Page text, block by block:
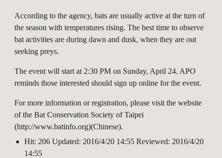
According to the agency, bats are usually active at the turn of
the season with temperatures rising. The best time to observe
bat activities are during dawn and dusk, when they are out
seeking preys.
The event will start at 2:30 PM on Sunday, April 24. APO
reminds those interested should sign up online for the event.
For more information or registration, please visit the website
of the Bat Conservation Society of Taipei
(http://www.batinfo.org)(Chinese).
Hit: 206 Updated: 2016/4/20 14:55 Reviewed: 2016/4/20
14:55